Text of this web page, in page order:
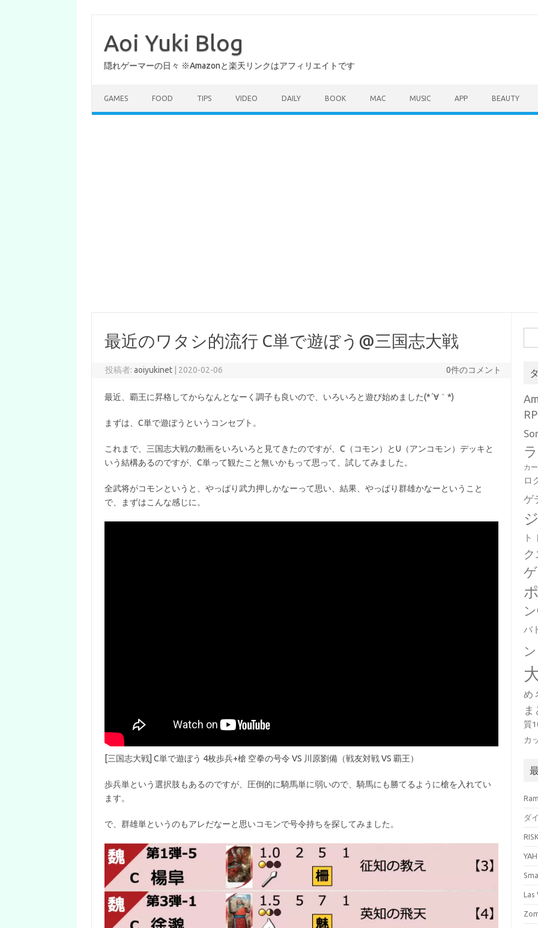
Aoi Yuki Blog
隠れゲーマーの日々 ※Amazonと楽天リンクはアフィリエイトです
GAMES FOOD TIPS VIDEO DAILY BOOK MAC MUSIC APP BEAUTY
最近のワタシ的流行 C単で遊ぼう@三国志大戦
投稿者:aoiyukinet 2020-02-06 0件のコメント
最近、覇王に昇格してからなんとなーく調子も良いので、いろいろと遊び始めました(*´∀｀*)
まずは、C単で遊ぼうというコンセプト。
これまで、三国志大戦の動画をいろいろと見てきたのですが、C（コモン）とU（アンコモン）デッキと
いう結構あるのですが、C単って観たこと無いかもって思って、試してみました。
全武将がコモンというと、やっぱり武力押しかなーって思い、結果、やっぱり群雄かなーということ
で、まずはこんな感じに。
[三国志大戦] C単で遊ぼう 4枚歩兵+槍 空拳の号令 VS 川原劉備（戦友対戦 VS 覇王）
歩兵単という選択肢もあるのですが、圧倒的に騎馬単に弱いので、騎馬にも勝てるように槍を入れてい
ます。
で、群雄単というのもアレだなーと思いコモンで号令持ちを探してみました。
索:
カ
ロ
ゲ
ト
バ
め
ま
質
カ
ダ
Las